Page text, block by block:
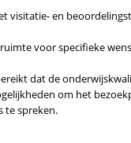
visitatie- en
voor specifieke
dat de
om het
te spreken.